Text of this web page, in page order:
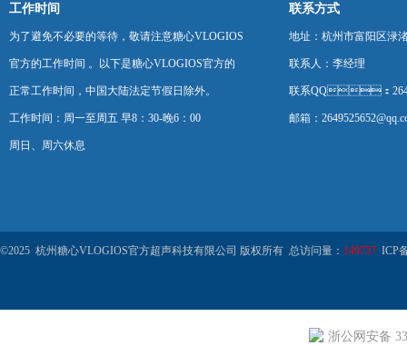
工作时间
为了避免不必要的等待，敬请注意糖心VLOGIOS
官方的工作时间 。以下是糖心VLOGIOS官方的
正常工作时间，中国大陆法定节假日除外。
工作时间：周一至周五 早8：30-晚6：00
周日、周六休息
联系方式
地址：杭州市富阳区渌
联系人：李经理
联系QQ：
邮箱：
©2025 杭州糖心VLOGIOS官方超声科技有限公司 版权所有 总访问量： 149737 ICP备
浙公网安备